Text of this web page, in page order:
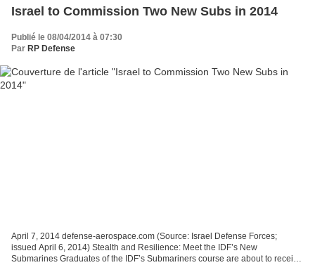
Israel to Commission Two New Subs in 2014
Publié le 08/04/2014 à 07:30
Par RP Defense
April 7, 2014 defense-aerospace.com (Source: Israel Defense Forces;
issued April 6, 2014) Stealth and Resilience: Meet the IDF’s New
Submarines Graduates of the IDF’s Submariners course are about to receive